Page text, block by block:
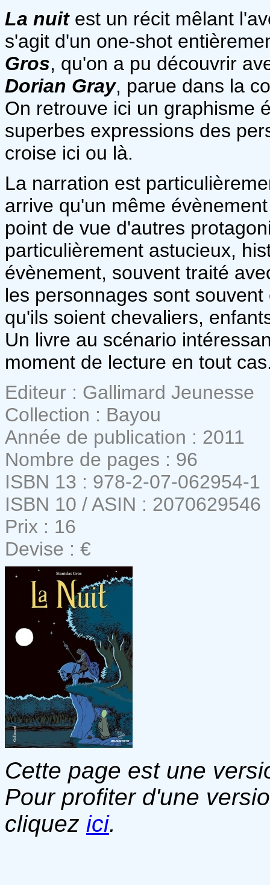
La nuitest un récit mêlant
s'agit d'un one-shot
Gros, qu'on a pu découvrir
Dorian Gray, parue dans la
On retrouve ici un graphisme
superbes expressions des
croise ici ou là.
La narration est
arrive qu'un même
point de vue d'autres
particulièrement astucieux,
évènement, souvent traité
les personnages sont
qu'ils soient chevaliers,
Un livre au scénario
moment de lecture en tout
Editeur : Gallimard Jeunesse
Collection : Bayou
Année de publication : 2011
Nombre de pages : 96
ISBN 13 : 978-2-07-062954-1
ISBN 10 / ASIN : 2070629546
Prix : 16
Devise : €
Cette page est une
Pour profiter d'une
cliquez ici.